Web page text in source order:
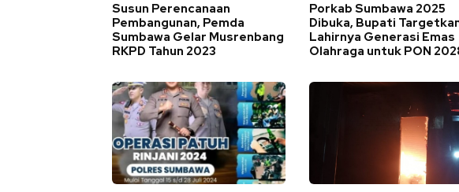
Susun Perencanaan
Pembangunan, Pemda
Sumbawa Gelar Musrenbang
RKPD Tahun 2023
Porkab Sumbawa 2025
Dibuka, Bupati
Lahirnya Generasi Emas
Olahraga untuk PON